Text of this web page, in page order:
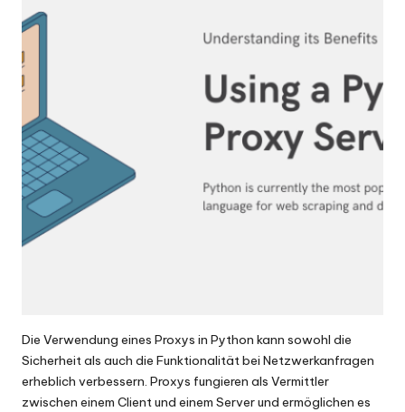
Die Verwendung eines Proxys in Python kann sowohl die
Sicherheit als auch die Funktionalität bei Netzwerkanfragen
erheblich verbessern. Proxys fungieren als Vermittler
zwischen einem Client und einem Server und ermöglichen es